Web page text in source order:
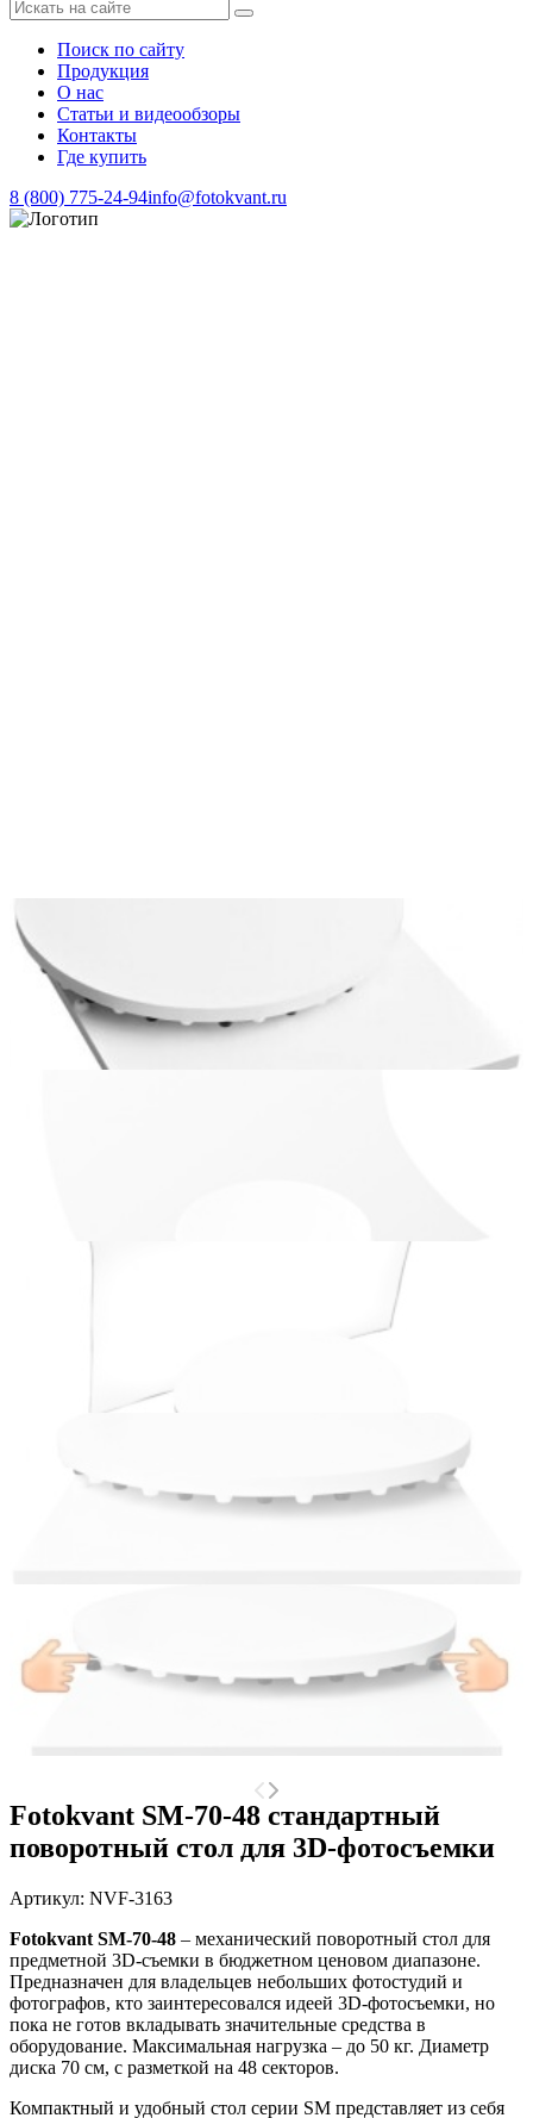
Поиск по сайту
Продукция
О нас
Статьи и видеообзоры
Контакты
Где купить
8 (800) 775-24-94info@fotokvant.ru
Fotokvant SM-70-48 стандартный
поворотный стол для 3D-фотосъемки
Артикул: NVF-3163
Fotokvant SM-70-48 – механический поворотный стол для
предметной 3D-съемки в бюджетном ценовом диапазоне.
Предназначен для владельцев небольших фотостудий и
фотографов, кто заинтересовался идеей 3D-фотосъемки, но
пока не готов вкладывать значительные средства в
оборудование. Максимальная нагрузка – до 50 кг. Диаметр
диска 70 см, с разметкой на 48 секторов.
Компактный и удобный стол серии SM представляет из себя